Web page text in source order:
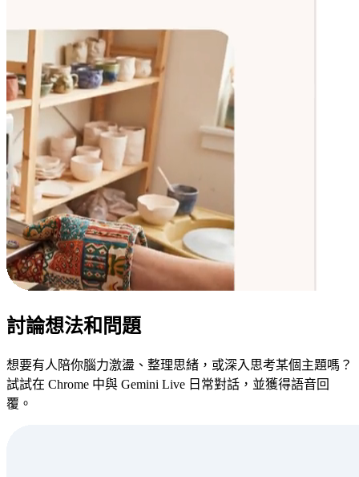
討論想法和問題
想要有人陪你腦力激盪、整理思緒，或深入思考某個主題嗎？
試試在 Chrome 中與 Gemini Live 日常對話，並獲得語音回
覆。